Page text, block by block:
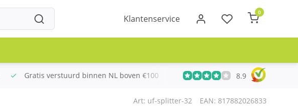
Klantenservice
0
Gratis verstuurd binnen NL boven €100 Meer dan 20 jaar Telecom
8.9
Art: uf-splitter-32 EAN: 817882026833